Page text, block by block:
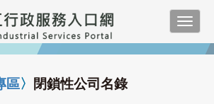
區〉 閉鎖性公司名錄